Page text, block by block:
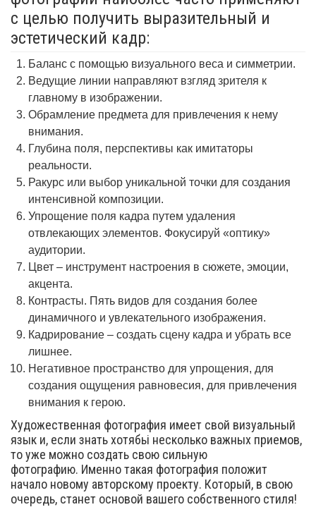
с целью получить выразительный и
эстетический кадр:
Баланс с помощью визуального веса и симметрии.
Ведущие линии направляют взгляд зрителя к
главному в изображении.
Обрамление предмета для привлечения к нему
внимания.
Глубина поля, перспективы как имитаторы
реальности.
Ракурс или выбор уникальной точки для создания
интенсивной композиции.
Упрощение поля кадра путем удаления
отвлекающих элементов. Фокусируй «оптику»
аудитории.
Цвет – инструмент настроения в сюжете, эмоции,
акцента.
Контрасты. Пять видов для создания более
динамичного и увлекательного изображения.
Кадрирование – создать сцену кадра и убрать все
лишнее.
Негативное пространство для упрощения, для
создания ощущения равновесия, для привлечения
внимания к герою.
Художественная фотография имеет свой визуальный
язык и, если знать хотябьі несколько важных приемов,
то уже можно создать свою сильную
фотографию. Именно такая фотография положит
начало новому авторскому проекту. Который, в свою
очередь, станет основой вашего собственного стиля!